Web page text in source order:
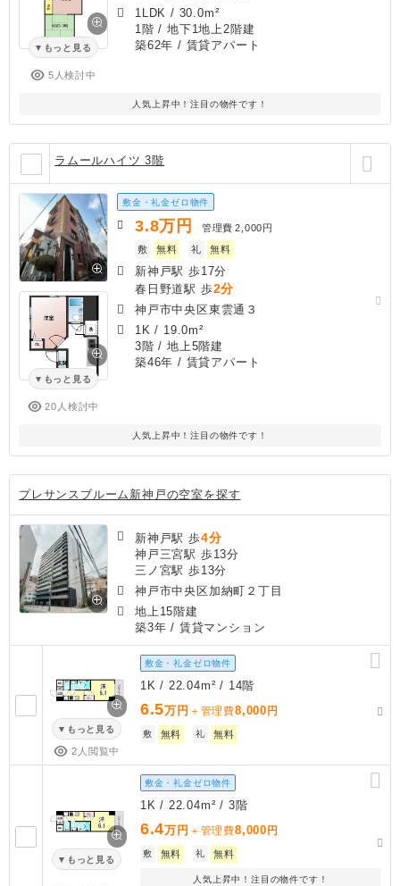
もっと見る
5人検討中
1LDK / 30.0m²
1階 / 地下1地上2階建
築62年 / 賃貸アパート
人気上昇中！注目の物件です！
ラムールハイツ 3階
もっと見る
20人検討中
敷金・礼金ゼロ物件
3.8万円 管理費 2,000円
敷
無料 礼 無料
新神戸駅 歩17分
春日野道駅 歩2分
神戸市中央区東雲通３
1K / 19.0m²
3階 / 地上5階建
築46年 / 賃貸アパート
人気上昇中！注目の物件です！
プレサンスブルーム新神戸の空室を探す
新神戸駅 歩4分
神戸三宮駅 歩13分
三ノ宮駅 歩13分
神戸市中央区加納町２丁目
地上15階建
築3年 / 賃貸マンション
もっと見る
2人閲覧中
敷金・礼金ゼロ物件
1K / 22.04m² / 14階
6.5万円 ＋管理費8,000 円
敷 無料 礼 無料
もっと見る
敷金・礼金ゼロ物件
1K / 22.04m² / 3階
6.4万円 ＋管理費8,000 円
敷 無料 礼 無料
人気上昇中！注目の物件です！